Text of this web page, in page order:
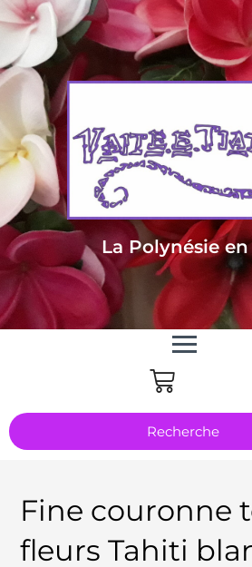
Livraison sous 24/48h en Métropole - Frais
euros d'achat en Métropole, dès 150
La Polynésie
Fine couronne
fleurs Tahiti